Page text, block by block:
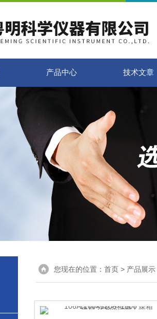
产品中心 技术文章
您现在的位置： 首页 > 产品展示